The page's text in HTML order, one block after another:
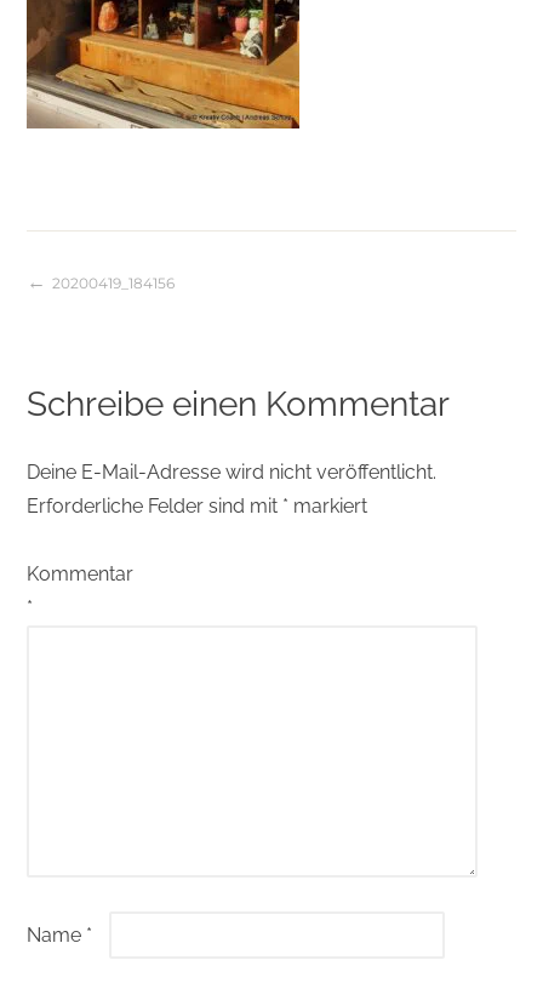
Beitragsnavigation
20200419_184156
Schreibe einen Kommentar
Deine E-Mail-Adresse wird nicht veröffentlicht.
Erforderliche Felder sind mit * markiert
Kommentar
*
Name *